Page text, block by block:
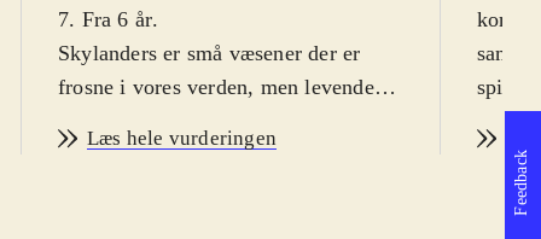
7. Fra 6 år.
Skylanders er små væsener der er
frosne i vores verden, men levende
mediet mellem de to. Med til spillet
Læs hele vurderingen
spillet
Feedback